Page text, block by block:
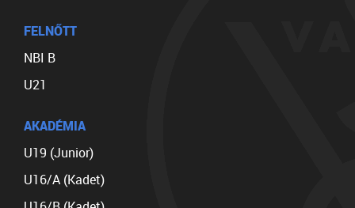
FELNŐTT
NBI B
U21
AKADÉMIA
U19 (Junior)
U16/A (Kadet)